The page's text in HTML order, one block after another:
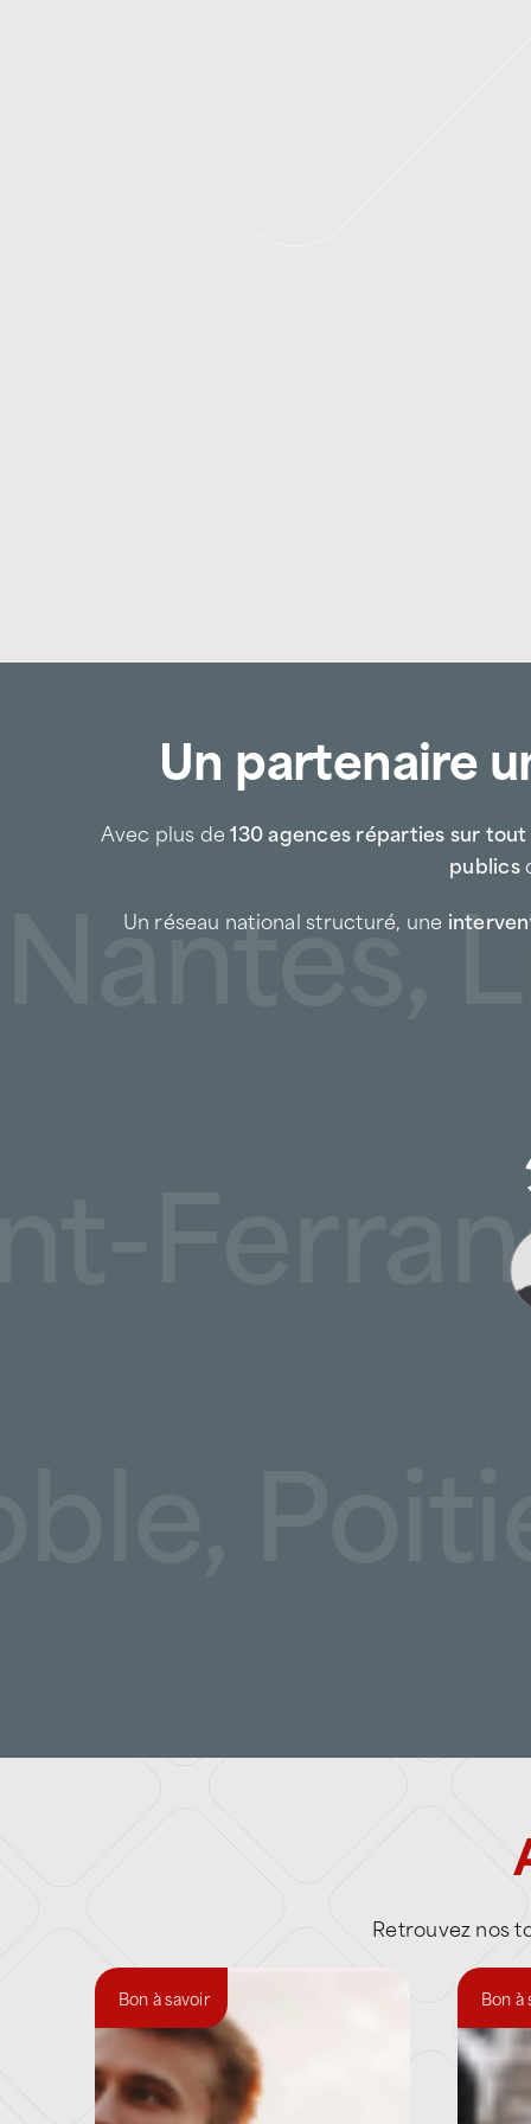
Un partenaire
Avec plus de130 agences réparties sur
publics
Un réseau national structuré, une
Retrouvez nos
Bon à savoir Bon à